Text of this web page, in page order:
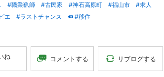
#職業猟師 #古民家 #神石高原町 #福山市
#求人
エ #ラストチャンス #移住
ね コメントする リブログする